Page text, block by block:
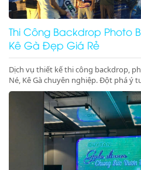
Thi Công Backdrop Photo
Kê Gà Đẹp Giá Rẻ
Dịch vụ thiết kế thi công backdrop,
Né, Kê Gà chuyên nghiệp. Đột phá
cho sự kiện của bạn. Gọi ngay!